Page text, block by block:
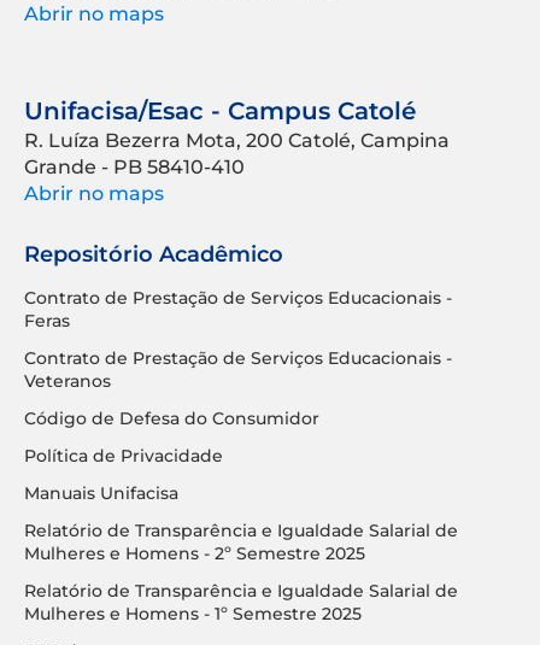
Abrir no maps
Unifacisa/Esac - Campus Catolé
R. Luíza Bezerra Mota, 200 Catolé, Campina
Grande - PB 58410-410
Abrir no maps
Repositório Acadêmico
Contrato de Prestação de Serviços Educacionais -
Feras
Contrato de Prestação de Serviços Educacionais -
Veteranos
Código de Defesa do Consumidor
Política de Privacidade
Manuais Unifacisa
Relatório de Transparência e Igualdade Salarial de
Mulheres e Homens - 2º Semestre 2025
Relatório de Transparência e Igualdade Salarial de
Mulheres e Homens - 1º Semestre 2025